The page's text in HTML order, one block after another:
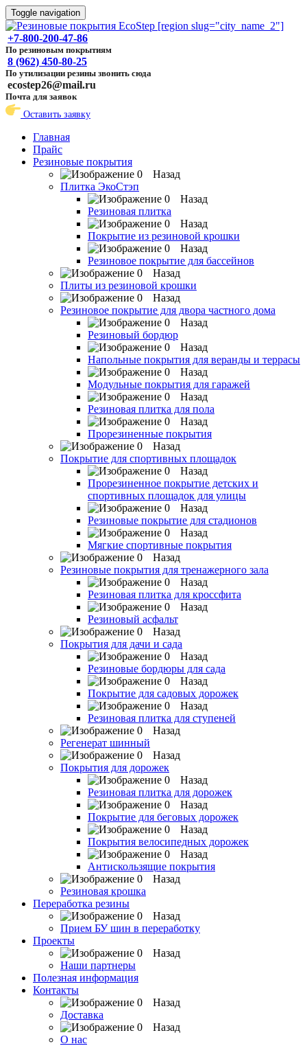
Toggle navigation
+7-800-200-47-86
По резиновым покрытиям
8 (962) 450-80-25
По утилизации резины звонить сюда
ecostep26@mail.ru
Почта для заявок
Оставить заявку
Главная
Прайс
Резиновые покрытия
Назад
Плитка ЭкоСтэп
Назад
Резиновая плитка
Назад
Покрытие из резиновой крошки
Назад
Резиновое покрытие для бассейнов
Назад
Плиты из резиновой крошки
Назад
Резиновое покрытие для двора частного дома
Назад
Резиновый бордюр
Назад
Напольные покрытия для веранды и террасы
Назад
Модульные покрытия для гаражей
Назад
Резиновая плитка для пола
Назад
Прорезиненные покрытия
Назад
Покрытие для спортивных площадок
Назад
Прорезиненное покрытие детских и
спортивных площадок для улицы
Назад
Резиновые покрытие для стадионов
Назад
Мягкие спортивные покрытия
Назад
Резиновые покрытия для тренажерного зала
Назад
Резиновая плитка для кроссфита
Назад
Резиновый асфальт
Назад
Покрытия для дачи и сада
Назад
Резиновые бордюры для сада
Назад
Покрытие для садовых дорожек
Назад
Резиновая плитка для ступеней
Назад
Регенерат шинный
Назад
Покрытия для дорожек
Назад
Резиновая плитка для дорожек
Назад
Покрытие для беговых дорожек
Назад
Покрытия велосипедных дорожек
Назад
Антискользящие покрытия
Назад
Резиновая крошка
Переработка резины
Назад
Прием БУ шин в переработку
Проекты
Назад
Наши партнеры
Полезная информация
Контакты
Назад
Доставка
Назад
О нас